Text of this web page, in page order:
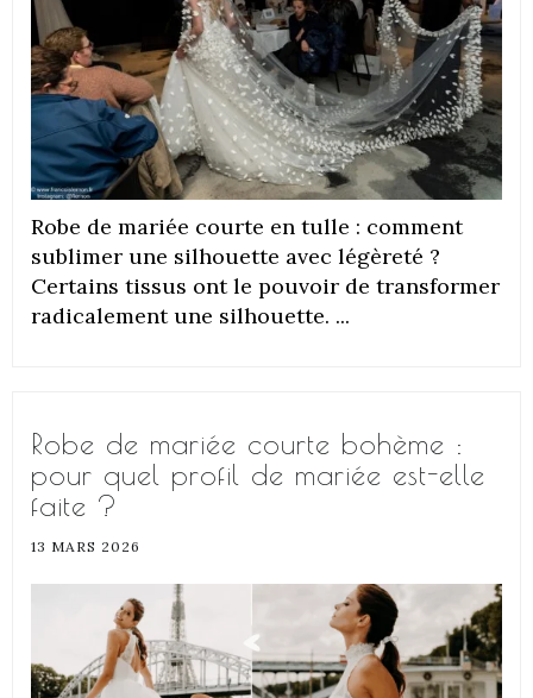
Robe de mariée courte en tulle : comment
sublimer une silhouette avec légèreté ?
Certains tissus ont le pouvoir de transformer
radicalement une silhouette. ...
Robe de mariée courte bohème :
pour quel profil de mariée est-elle
faite ?
13 MARS 2026